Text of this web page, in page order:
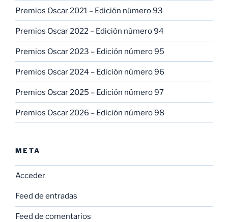
Premios Oscar 2021 – Edición número 93
Premios Oscar 2022 – Edición número 94
Premios Oscar 2023 – Edición número 95
Premios Oscar 2024 – Edición número 96
Premios Oscar 2025 – Edición número 97
Premios Oscar 2026 – Edición número 98
META
Acceder
Feed de entradas
Feed de comentarios